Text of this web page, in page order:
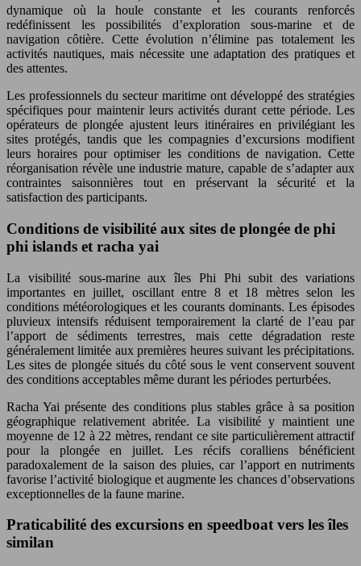
dynamique où la houle constante et les courants renforcés
redéfinissent les possibilités d’exploration sous-marine et de
navigation côtière. Cette évolution n’élimine pas totalement les
activités nautiques, mais nécessite une adaptation des pratiques et
des attentes.
Les professionnels du secteur maritime ont développé des stratégies
spécifiques pour maintenir leurs activités durant cette période. Les
opérateurs de plongée ajustent leurs itinéraires en privilégiant les
sites protégés, tandis que les compagnies d’excursions modifient
leurs horaires pour optimiser les conditions de navigation. Cette
réorganisation révèle une industrie mature, capable de s’adapter aux
contraintes saisonnières tout en préservant la sécurité et la
satisfaction des participants.
Conditions de visibilité aux sites de plongée de phi
phi islands et racha yai
La visibilité sous-marine aux îles Phi Phi subit des variations
importantes en juillet, oscillant entre 8 et 18 mètres selon les
conditions météorologiques et les courants dominants. Les épisodes
pluvieux intensifs réduisent temporairement la clarté de l’eau par
l’apport de sédiments terrestres, mais cette dégradation reste
généralement limitée aux premières heures suivant les précipitations.
Les sites de plongée situés du côté sous le vent conservent souvent
des conditions acceptables même durant les périodes perturbées.
Racha Yai présente des conditions plus stables grâce à sa position
géographique relativement abritée. La visibilité y maintient une
moyenne de 12 à 22 mètres, rendant ce site particulièrement attractif
pour la plongée en juillet. Les récifs coralliens bénéficient
paradoxalement de la saison des pluies, car l’apport en nutriments
favorise l’activité biologique et augmente les chances d’observations
exceptionnelles de la faune marine.
Praticabilité des excursions en speedboat vers les îles
similan